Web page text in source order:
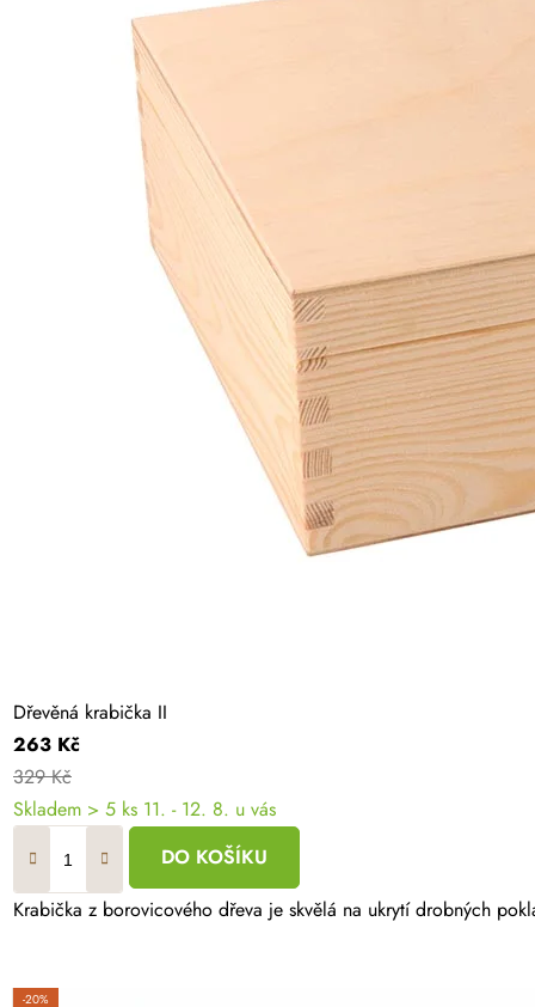
Dřevěná krabička II
263 Kč
329 Kč
Skladem > 5 ks 11. - 12. 8. u vás
DO KOŠÍKU
Krabička z borovicového dřeva je skvělá na ukrytí drobných
-20%